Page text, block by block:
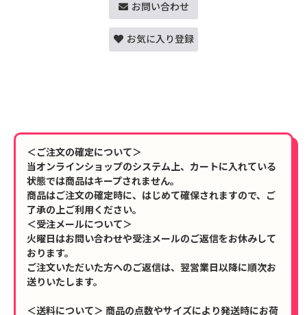
お問い合わせ
お気に入り登録
＜ご注文の確定について＞
当オンラインショップのシステム上、カートに入れている
状態では商品はキープされません。
商品はご注文の確定時に、はじめて確保されますので、ご
了承の上ご利用ください。
＜受注メールについて＞
火曜日はお問い合わせや受注メールのご返信をお休みして
おります。
ご注文いただいた方へのご返信は、翌営業日以降に順次お
送りいたします。
＜送料について＞ 商品の点数やサイズにより発送時にお荷